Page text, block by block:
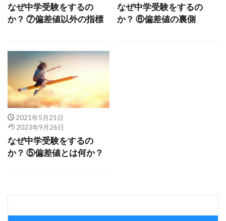
なぜ中学受験をするの
か？ ⑦偏差値以外の指標
なぜ中学受験をするの
か？ ⑥偏差値の裏側
2021年5月21日
2023年9月26日
なぜ中学受験をするの
か？ ⑤偏差値とは何か？